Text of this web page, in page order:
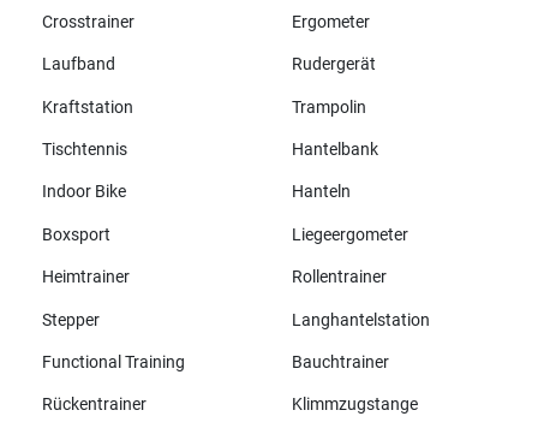
Crosstrainer
Ergometer
Laufband Rudergerät
Kraftstation Trampolin
Tischtennis Hantelbank
Indoor Bike Hanteln
Boxsport Liegeergometer
Heimtrainer Rollentrainer
Stepper Langhantelstation
Functional Training Bauchtrainer
Rückentrainer Klimmzugstange